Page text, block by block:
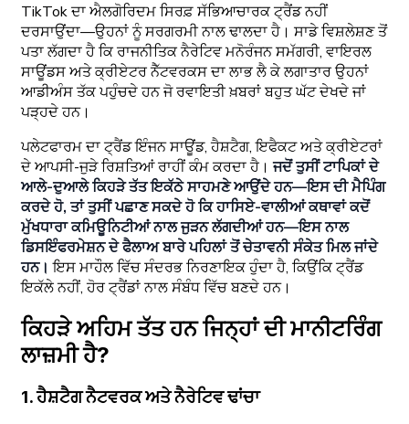
TikTok ਦਾ ਐਲਗੋਰਿਦਮ ਸਿਰਫ਼ ਸੱਭਿਆਚਾਰਕ ਟ੍ਰੈਂਡ ਨਹੀਂ
ਦਰਸਾਉਂਦਾ—ਉਹਨਾਂ ਨੂੰ ਸਰਗਰਮੀ ਨਾਲ ਢਾਲਦਾ ਹੈ। ਸਾਡੇ ਵਿਸ਼ਲੇਸ਼ਣ ਤੋਂ
ਪਤਾ ਲੱਗਦਾ ਹੈ ਕਿ ਰਾਜਨੀਤਿਕ ਨੈਰੇਟਿਵ ਮਨੋਰੰਜਨ ਸਮੱਗਰੀ, ਵਾਇਰਲ
ਸਾਊਂਡਸ ਅਤੇ ਕ੍ਰੀਏਟਰ ਨੈੱਟਵਰਕਸ ਦਾ ਲਾਭ ਲੈ ਕੇ ਲਗਾਤਾਰ ਉਹਨਾਂ
ਆਡੀਅੰਸ ਤੱਕ ਪਹੁੰਚਦੇ ਹਨ ਜੋ ਰਵਾਇਤੀ ਖ਼ਬਰਾਂ ਬਹੁਤ ਘੱਟ ਦੇਖਦੇ ਜਾਂ
ਪੜ੍ਹਦੇ ਹਨ।
ਪਲੇਟਫਾਰਮ ਦਾ ਟ੍ਰੈਂਡ ਇੰਜਨ ਸਾਊਂਡ, ਹੈਸ਼ਟੈਗ, ਇਫੈਕਟ ਅਤੇ ਕ੍ਰੀਏਟਰਾਂ
ਦੇ ਆਪਸੀ-ਜੁੜੇ ਰਿਸ਼ਤਿਆਂ ਰਾਹੀਂ ਕੰਮ ਕਰਦਾ ਹੈ।ਜਦੋਂ ਤੁਸੀਂ ਟਾਪਿਕਾਂ ਦੇ
ਆਲੇ-ਦੁਆਲੇ ਕਿਹੜੇ ਤੱਤ ਇਕੱਠੇ ਸਾਹਮਣੇ ਆਉਂਦੇ ਹਨ—ਇਸ ਦੀ ਮੈਪਿੰਗ
ਕਰਦੇ ਹੋ, ਤਾਂ ਤੁਸੀਂ ਪਛਾਣ ਸਕਦੇ ਹੋ ਕਿ ਹਾਸਿਏ-ਵਾਲੀਆਂ ਕਥਾਵਾਂ ਕਦੋਂ
ਮੁੱਖਧਾਰਾ ਕਮਿਊਨਿਟੀਆਂ ਨਾਲ ਜੁੜਨ ਲੱਗਦੀਆਂ ਹਨ—ਇਸ ਨਾਲ
ਡਿਸਇੰਫਰਮੇਸ਼ਨ ਦੇ ਫੈਲਾਅ ਬਾਰੇ ਪਹਿਲਾਂ ਤੋਂ ਚੇਤਾਵਨੀ ਸੰਕੇਤ ਮਿਲ ਜਾਂਦੇ
ਹਨ। ਇਸ ਮਾਹੌਲ ਵਿੱਚ ਸੰਦਰਭ ਨਿਰਣਾਇਕ ਹੁੰਦਾ ਹੈ, ਕਿਉਂਕਿ ਟ੍ਰੈਂਡ
ਇਕੱਲੇ ਨਹੀਂ, ਹੋਰ ਟ੍ਰੈਂਡਾਂ ਨਾਲ ਸੰਬੰਧ ਵਿੱਚ ਬਣਦੇ ਹਨ।
ਕਿਹੜੇ ਅਹਿਮ ਤੱਤ ਹਨ ਜਿਨ੍ਹਾਂ ਦੀ ਮਾਨੀਟਰਿੰਗ
ਲਾਜ਼ਮੀ ਹੈ?
1. ਹੈਸ਼ਟੈਗ ਨੈਟਵਰਕ ਅਤੇ ਨੈਰੇਟਿਵ ਢਾਂਚਾ